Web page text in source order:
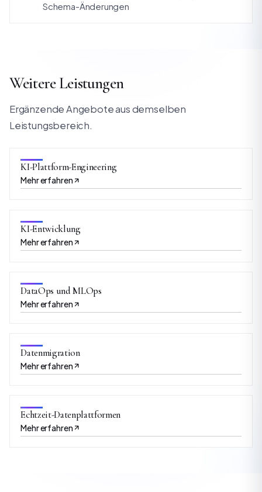
Schema-Änderungen
Weitere Leistungen
Ergänzende Angebote aus demselben
Leistungsbereich.
KI-Plattform-Engineering
Mehr erfahren
KI-Entwicklung
Mehr erfahren
DataOps und MLOps
Mehr erfahren
Datenmigration
Mehr erfahren
Echtzeit-Datenplattformen
Mehr erfahren